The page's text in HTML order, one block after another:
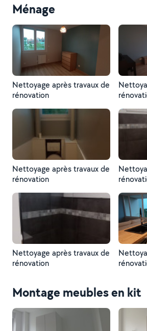
Ménage
Nettoyage après travaux de
rénovation
Nettoyage après travaux de
rénovation
Nettoyage après travaux de
rénovation
Montage meubles en kit